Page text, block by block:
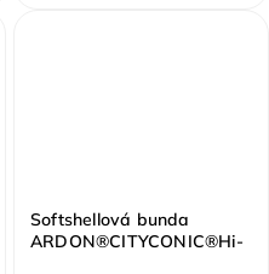
Softshellová bunda
ARDON®CITYCONIC®Hi-